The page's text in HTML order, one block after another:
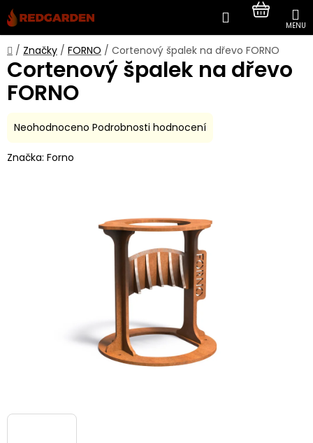
Přejít
na
obsah
Hledat
KOŠÍK
Domů
/ Značky / FORNO / Cortenový špalek na dřevo FORNO
Cortenový špalek na dřevo
FORNO
Průměrné
produktu
Neohodnoceno Podrobnosti hodnocení
Značka: Forno